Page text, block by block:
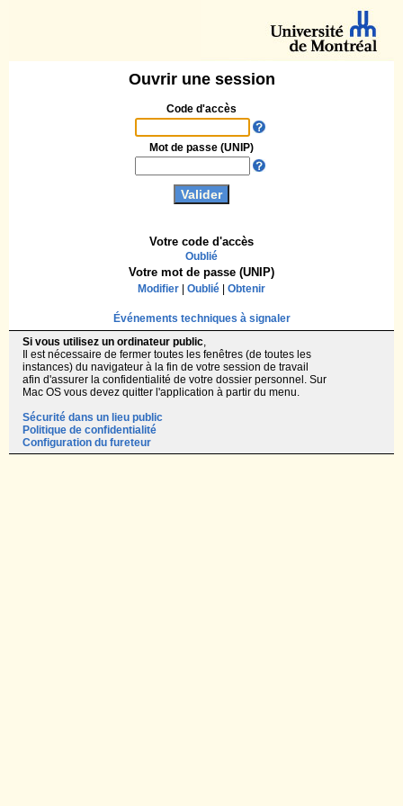
Ouvrir une session
Code d'accès
Votre code d'accès
Oublié
Mot de passe (UNIP)
Votre mot de passe (UNIP)
Modifier Oublié Obtenir
Événements techniques à signaler
Si vous utilisez un ordinateur public,
Il est nécessaire de fermer toutes les fenêtres (de toutes les
instances) du navigateur à la fin de votre session de travail
afin d'assurer la confidentialité de votre dossier personnel. Sur
Mac OS vous devez quitter l'application à partir du menu.
Sécurité dans un lieu public
Politique de confidentialité
Configuration du fureteur